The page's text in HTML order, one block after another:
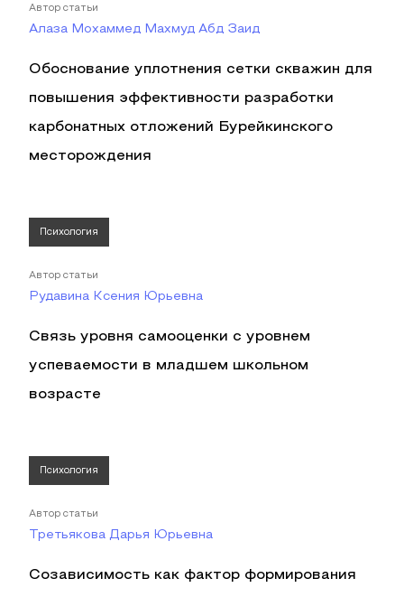
Автор статьи
Алаза Мохаммед Махмуд Абд Заид
Обоснование уплотнения сетки скважин для
повышения эффективности разработки
карбонатных отложений Бурейкинского
месторождения
Психология
Автор статьи
Рудавина Ксения Юрьевна
Связь уровня самооценки с уровнем
успеваемости в младшем школьном
возрасте
Психология
Автор статьи
Третьякова Дарья Юрьевна
Созависимость как фактор формирования